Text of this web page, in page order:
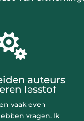
auteurs
lesstof
vaak even
vragen. Ik